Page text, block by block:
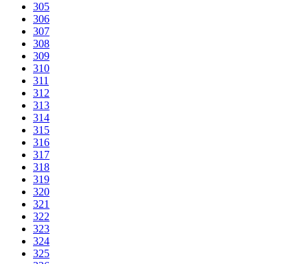
305
306
307
308
309
310
311
312
313
314
315
316
317
318
319
320
321
322
323
324
325